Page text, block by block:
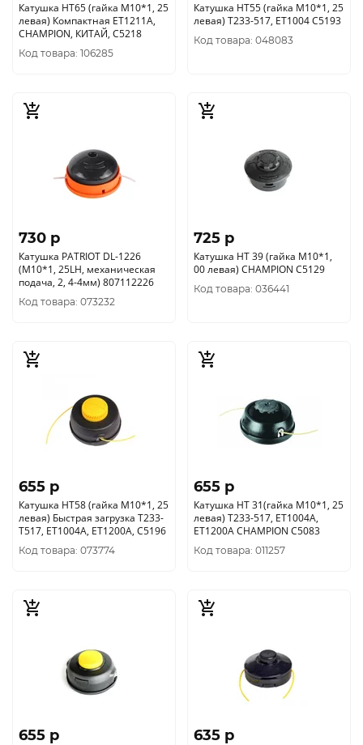
Катушка HT65 (гайка М10*1, 25
левая) Компактная ET1211A,
CHAMPION, КИТАЙ, C5218
Код товара: 106285
Катушка HT55 (гайка М10*1, 25
левая) Т233-517, ЕТ1004 С5193
Код товара: 048083
730 p
Катушка PATRIOT DL-1226
(М10*1, 25LH, механическая
подача, 2, 4-4мм) 807112226
Код товара: 073232
725 p
Катушка HT 39 (гайка М10*1,
00 левая) CHAMPION C5129
Код товара: 036441
655 p
Катушка HT58 (гайка М10*1, 25
левая) Быстрая загрузка Т233-
Т517, ET1004A, ET1200A, C5196
Код товара: 073774
655 p
Катушка HT 31(гайка М10*1, 25
левая) Т233-517, ЕТ1004А,
ЕТ1200А CHAMPION C5083
Код товара: 011257
655 p 635 p